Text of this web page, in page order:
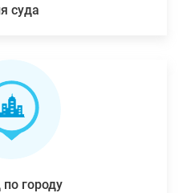
суда
городу